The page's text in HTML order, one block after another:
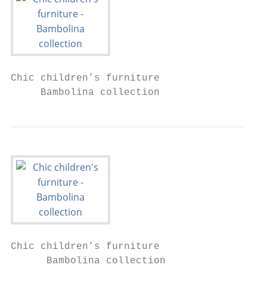
Chic children’s furniture
     Bambolina collection
Chic children’s furniture
      Bambolina collection